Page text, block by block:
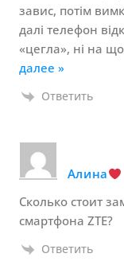
завис, потім
далі телефон
«цегла», ні на
далее »
Ответить
Алина
Сколько стоит
смартфона ZTE?
Ответить